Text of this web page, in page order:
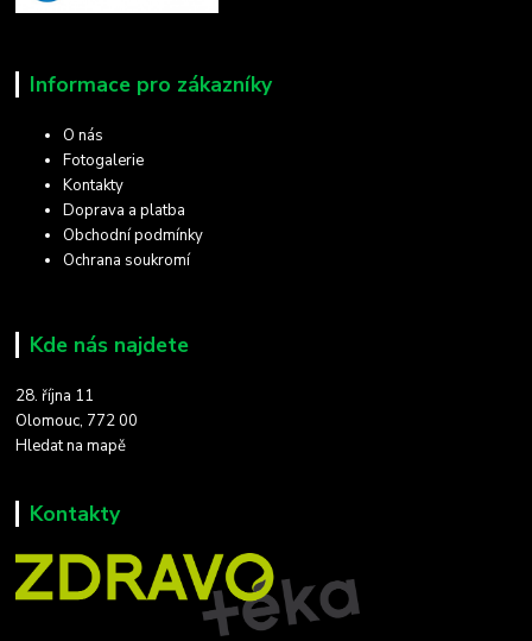
Informace pro zákazníky
O nás
Fotogalerie
Kontakty
Doprava a platba
Obchodní podmínky
Ochrana soukromí
Kde nás najdete
28. října 11
Olomouc, 772 00
Hledat na mapě
Kontakty